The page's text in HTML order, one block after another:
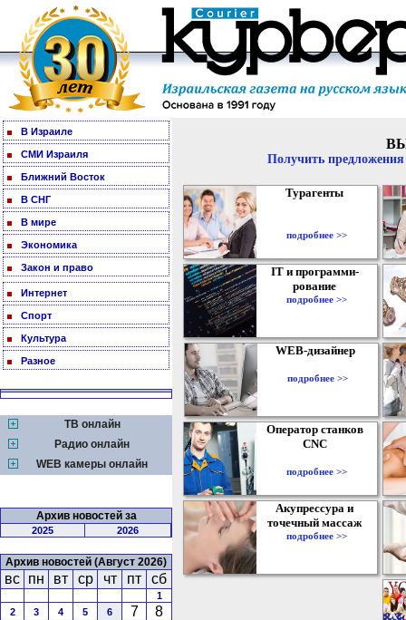
В Израиле
СМИ Израиля
Ближний Восток
В СНГ
В мире
Экономика
Закон и право
Интернет
Спорт
Культура
Разное
ТВ онлайн
Радио онлайн
WEB камеры онлайн
Архив новостей за
2025 2026
Архив новостей (Август 2026)
вс пн вт ср чт пт сб
1
2
3 4 5 6 7
8
Получить
Турагенты
подробнее >>
IT и программи-
рование
подробнее >>
WEB-дизайнер
подробнее >>
Оператор станков
CNC
подробнее >>
Акупрессура и
точечный массаж
подробнее >>